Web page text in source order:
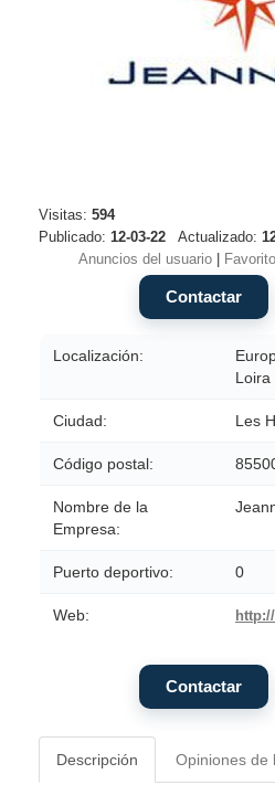
Visitas: 594
Publicado: 12-03-22 Actualizado:
Anuncios del usuario
Favorito
Localización:
Loira
Ciudad: Les
Código postal:
Nombre de la
Empresa:
Puerto deportivo: 0
Web:
Descripción Opiniones de